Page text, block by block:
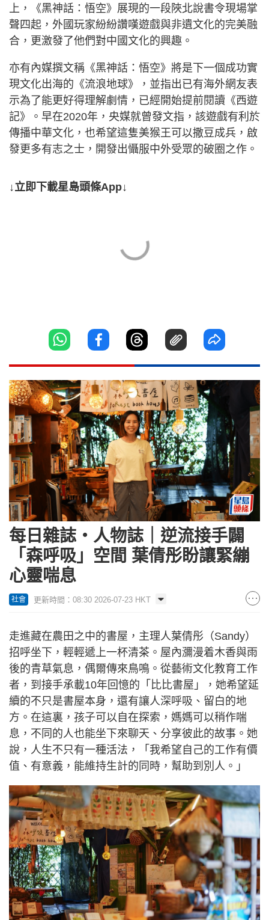
上，《黑神話：悟空》展現的一段陜北說書令現場掌
聲四起，外國玩家紛紛讚嘆遊戲與非遺文化的完美融
合，更激發了他們對中國文化的興趣。
亦有內媒撰文稱《黑神話：悟空》將是下一個成功實
現文化出海的《流浪地球》，並指出已有海外網友表
示為了能更好得理解劇情，已經開始提前閱讀《西遊
記》。早在2020年，央媒就曾發文指，該遊戲有利於
傳播中華文化，也希望這隻美猴王可以撒豆成兵，啟
發更多有志之士，開發出懾服中外受眾的破圈之作。
↓立即下載星島頭條App↓
每日雜誌‧人物誌｜逆流接手闢
「森呼吸」空間 葉倩彤盼讓緊繃
心靈喘息
社會 更新時間：08:30 2026-07-23 HKT
走進藏在農田之中的書屋，主理人葉倩彤（Sandy）
招呼坐下，輕輕遞上一杯清茶。屋內瀰漫着木香與雨
後的青草氣息，偶爾傳來鳥鳴。從藝術文化教育工作
者，到接手承載10年回憶的「比比書屋」，她希望延
續的不只是書屋本身，還有讓人深呼吸、留白的地
方。在這裏，孩子可以自在探索，媽媽可以稍作喘
息，不同的人也能坐下來聊天、分享彼此的故事。她
說，人生不只有一種活法，「我希望自己的工作有價
值、有意義，能維持生計的同時，幫助到別人。」